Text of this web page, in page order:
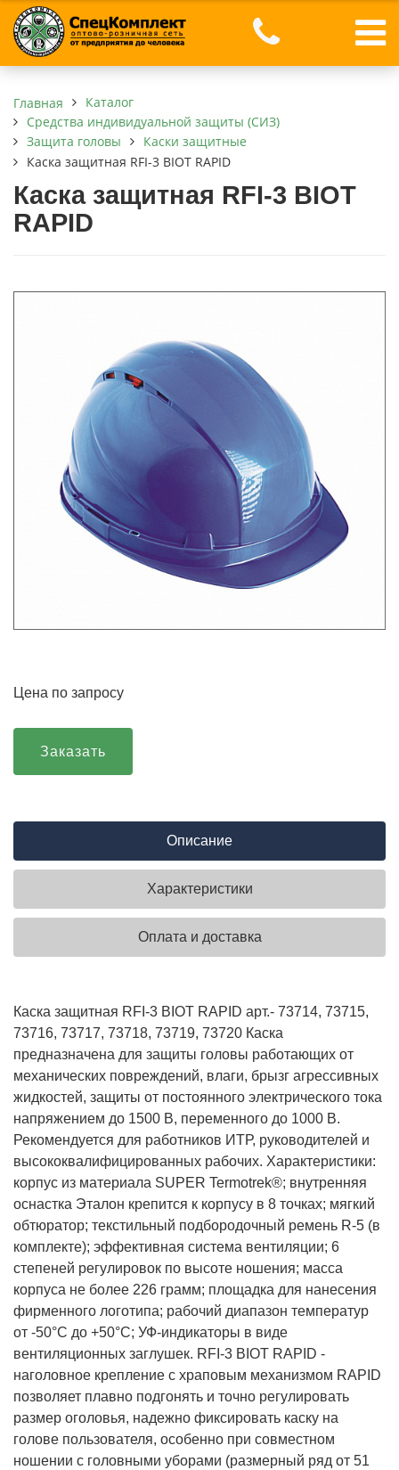
Главная
Каталог
Средства индивидуальной защиты (СИЗ)
Защита головы
Каски защитные
Каска защитная RFI-3 BIOT RAPID
Каска защитная RFI-3 BIOT
RAPID
Цена по запросу
Заказать
Описание
Характеристики
Оплата и доставка
Каска защитная RFI-3 BIOT RAPID арт.- 73714, 73715,
73716, 73717, 73718, 73719, 73720 Каска
предназначена для защиты головы работающих от
механических повреждений, влаги, брызг агрессивных
жидкостей, защиты от постоянного электрического тока
напряжением до 1500 В, переменного до 1000 В.
Рекомендуется для работников ИТР, руководителей и
высококвалифицированных рабочих. Характеристики:
корпус из материала SUPER Termotrek®; внутренняя
оснастка Эталон крепится к корпусу в 8 точках; мягкий
обтюратор; текстильный подбородочный ремень R-5 (в
комплекте); эффективная система вентиляции; 6
степеней регулировок по высоте ношения; масса
корпуса не более 226 грамм; площадка для нанесения
фирменного логотипа; рабочий диапазон температур
от -50°С до +50°С; УФ-индикаторы в виде
вентиляционных заглушек. RFI-3 BIOT RAPID -
наголовное крепление с храповым механизмом RAPID
позволяет плавно подгонять и точно регулировать
размер оголовья, надежно фиксировать каску на
голове пользователя, особенно при совместном
ношении с головными уборами (размерный ряд от 51